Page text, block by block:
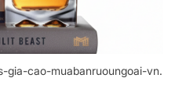
gia-cao-muabanruoungoai-vn.